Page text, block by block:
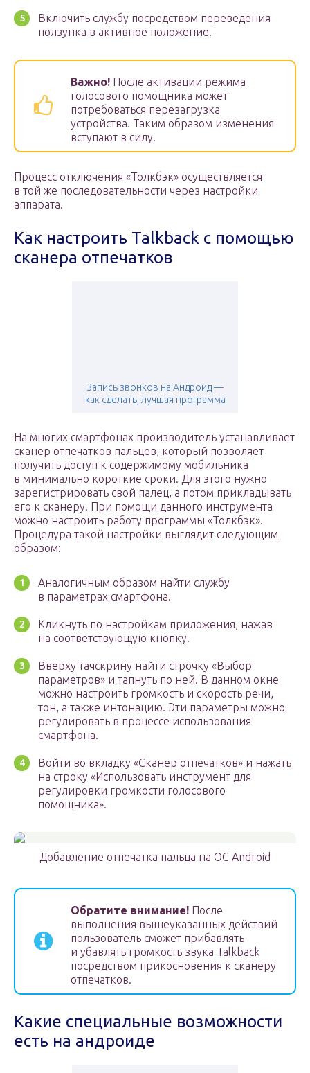
Включить службу посредством переведения
ползунка в активное положение.
Важно! После активации режима
голосового помощника может
потребоваться перезагрузка
устройства. Таким образом изменения
вступают в силу.
Процесс отключения «Толкбэк» осуществляется
в той же последовательности через настройки
аппарата.
Как настроить Talkback с помощью
сканера отпечатков
Запись звонков на Андроид —
как сделать, лучшая программа
На многих смартфонах производитель устанавливает
сканер отпечатков пальцев, который позволяет
получить доступ к содержимому мобильника
в минимально короткие сроки. Для этого нужно
зарегистрировать свой палец, а потом прикладывать
его к сканеру. При помощи данного инструмента
можно настроить работу программы «Толкбэк».
Процедура такой настройки выглядит следующим
образом:
Аналогичным образом найти службу
в параметрах смартфона.
Кликнуть по настройкам приложения, нажав
на соответствующую кнопку.
Вверху тачскрину найти строчку «Выбор
параметров» и тапнуть по ней. В данном окне
можно настроить громкость и скорость речи,
тон, а также интонацию. Эти параметры можно
регулировать в процессе использования
смартфона.
Войти во вкладку «Сканер отпечатков» и нажать
на строку «Использовать инструмент для
регулировки громкости голосового
помощника».
Добавление отпечатка пальца на OC Android
Обратите внимание! После
выполнения вышеуказанных действий
пользователь сможет прибавлять
и убавлять громкость звука Talkback
посредством прикосновения к сканеру
отпечатков.
Какие специальные возможности
есть на андроиде